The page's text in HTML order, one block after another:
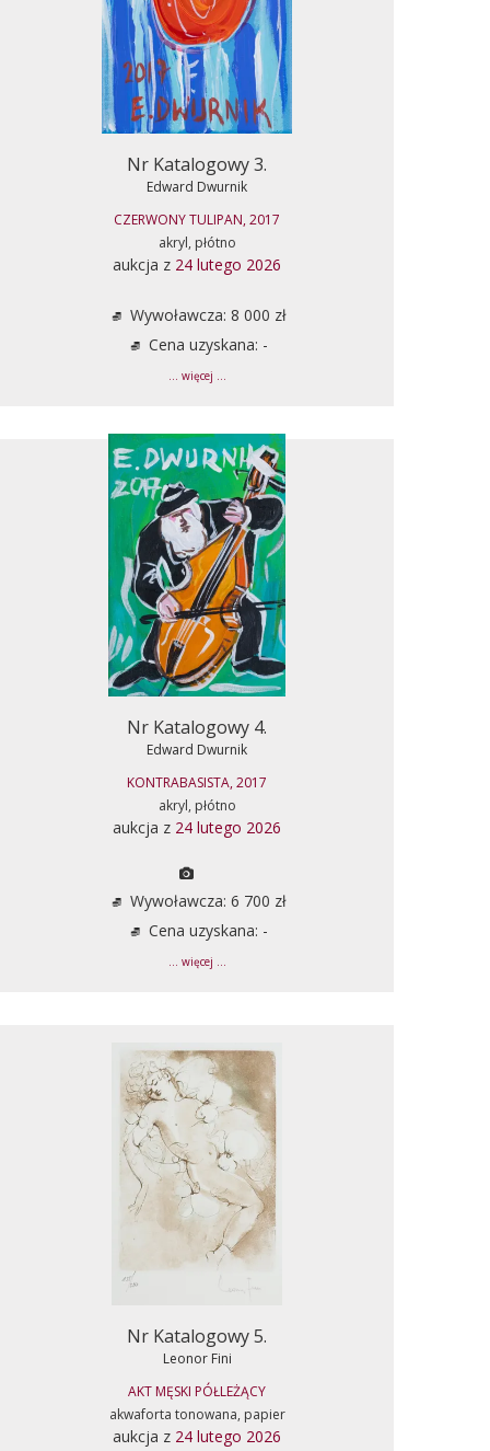
Nr Katalogowy 3.
Edward Dwurnik
CZERWONY TULIPAN, 2017
akryl, płótno
aukcja z 24 lutego 2026
Wywoławcza: 8 000 zł
Cena uzyskana: -
... więcej ...
Nr Katalogowy 4.
Edward Dwurnik
KONTRABASISTA, 2017
akryl, płótno
aukcja z 24 lutego 2026
Wywoławcza: 6 700 zł
Cena uzyskana: -
... więcej ...
Nr Katalogowy 5.
Leonor Fini
AKT MĘSKI PÓŁLEŻĄCY
akwaforta tonowana, papier
aukcja z 24 lutego 2026